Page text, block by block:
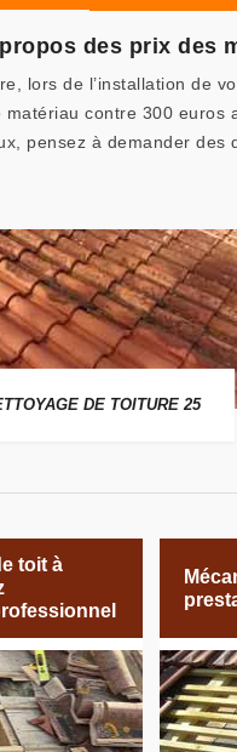
des prix des
lors de l’installation de
contre 300 euros
pensez à demander des
DE TOITURE 25
toit à